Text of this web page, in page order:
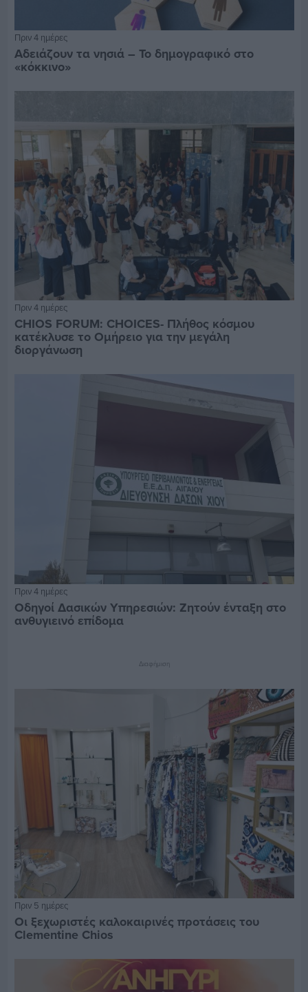
Πριν 4 ημέρες
Αδειάζουν τα νησιά – Το δημογραφικό στο
«κόκκινο»
Πριν 4 ημέρες
CHIOS FORUM: CHOICES- Πλήθος κόσμου
κατέκλυσε το Ομήρειο για την μεγάλη
διοργάνωση
Πριν 4 ημέρες
Οδηγοί Δασικών Υπηρεσιών: Ζητούν ένταξη στο
ανθυγιεινό επίδομα
Διαφήμιση
Πριν 5 ημέρες
Οι ξεχωριστές καλοκαιρινές προτάσεις του
Clementine Chios